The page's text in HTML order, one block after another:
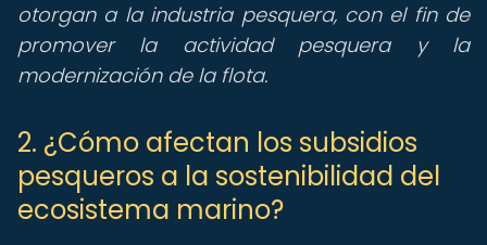
otorgan a la industria pesquera, con el fin de
promover la actividad pesquera y la
modernización de la flota.
2. ¿Cómo afectan los subsidios
pesqueros a la sostenibilidad del
ecosistema marino?